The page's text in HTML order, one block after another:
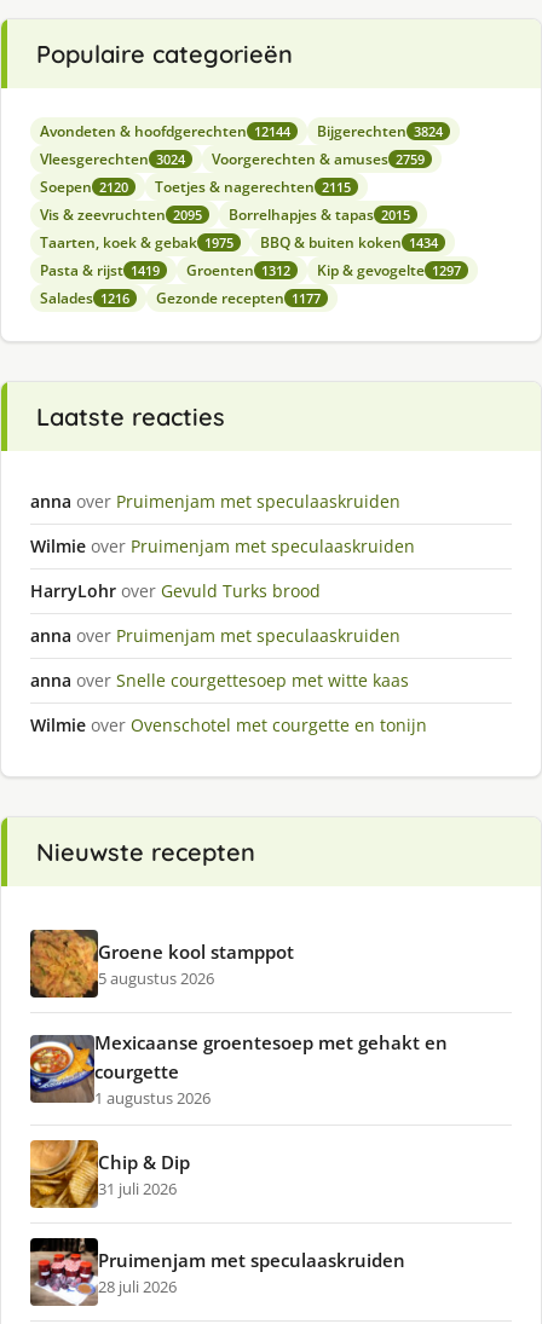
Populaire categorieën
Avondeten & hoofdgerechten 12144 Bijgerechten 3824
Vleesgerechten 3024 Voorgerechten & amuses 2759
Soepen 2120 Toetjes & nagerechten 2115
Vis & zeevruchten 2095 Borrelhapjes & tapas 2015
Taarten, koek & gebak 1975 BBQ & buiten koken 1434
Pasta & rijst 1419 Groenten 1312 Kip & gevogelte 1297
Salades 1216 Gezonde recepten 1177
Laatste reacties
anna over Pruimenjam met speculaaskruiden
Wilmie over Pruimenjam met speculaaskruiden
HarryLohr over Gevuld Turks brood
anna over Pruimenjam met speculaaskruiden
anna over Snelle courgettesoep met witte kaas
Wilmie over Ovenschotel met courgette en tonijn
Nieuwste recepten
Groene kool stamppot
5 augustus 2026
Mexicaanse groentesoep met gehakt en
courgette
1 augustus 2026
Chip & Dip
31 juli 2026
Pruimenjam met speculaaskruiden
28 juli 2026